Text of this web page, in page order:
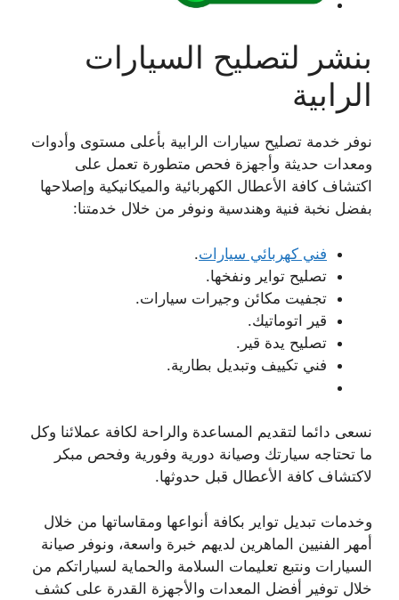
بنشر لتصليح السيارات
الرابية
نوفر خدمة تصليح سيارات الرابية بأعلى مستوى وأدوات
ومعدات حديثة وأجهزة فحص متطورة تعمل على
اكتشاف كافة الأعطال الكهربائية والميكانيكية وإصلاحها
بفضل نخبة فنية وهندسية ونوفر من خلال خدمتنا:
فني كهربائي سيارات.
تصليح تواير ونفخها.
تجفيت مكائن وجيرات سيارات.
قير اتوماتيك.
تصليح يدة قير.
فني تكييف وتبديل بطارية.
نسعى دائما لتقديم المساعدة والراحة لكافة عملائنا وكل
ما تحتاجه سيارتك وصيانة دورية وفورية وفحص مبكر
لاكتشاف كافة الأعطال قبل حدوثها.
وخدمات تبديل تواير بكافة أنواعها ومقاساتها من خلال
أمهر الفنيين الماهرين لديهم خبرة واسعة، ونوفر صيانة
السيارات ونتبع تعليمات السلامة والحماية لسياراتكم من
خلال توفير أفضل المعدات والأجهزة القدرة على كشف